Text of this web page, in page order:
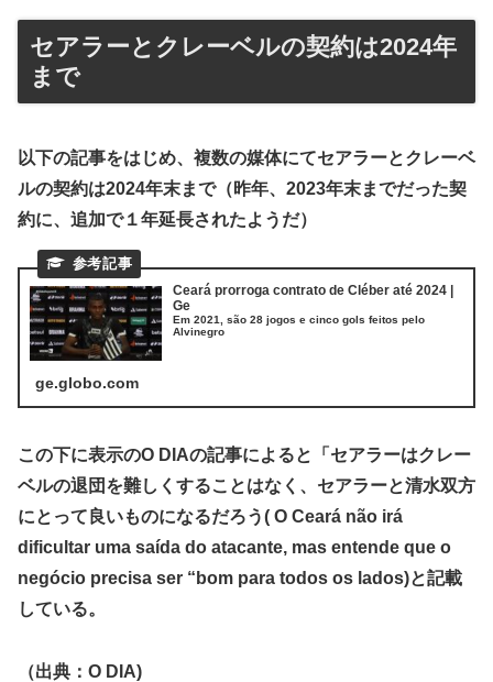
セアラーとクレーベルの契約は2024年
まで
以下の記事をはじめ、複数の媒体にてセアラーとクレーベ
ルの契約は2024年末まで（昨年、2023年末までだった契
約に、追加で１年延長されたようだ）
Ceará prorroga contrato de Cléber até 2024 |
Ge
Em 2021, são 28 jogos e cinco gols feitos pelo
Alvinegro
ge.globo.com
この下に表示のO DIAの記事によると「セアラーはクレー
ベルの退団を難しくすることはなく、セアラーと清水双方
にとって良いものになるだろう( O Ceará não irá
dificultar uma saída do atacante, mas entende que o
negócio precisa ser “bom para todos os lados)と記載
している。
（出典：O DIA)